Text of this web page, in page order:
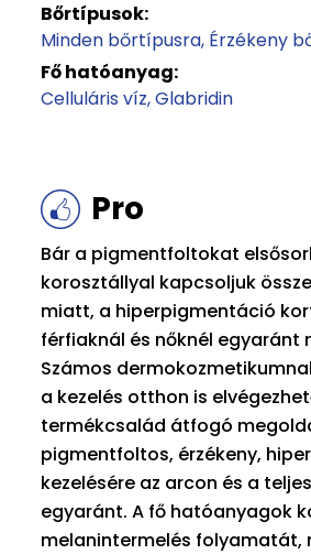
Bőrtípusok:
Minden bőrtípusra Érzékeny
Fő hatóanyag:
Celluláris víz Glabridin
Pro
Bár a pigmentfoltokat
korosztállyal kapcsoljuk
miatt, a hiperpigmentáció
férfiaknál és nőknél egyaránt
Számos
a kezelés otthon is
termékcsalád átfogó
pigmentfoltos, érzékeny,
kezelésére az arcon és a
egyaránt. A fő hatóanyagok
melanintermelés folyamatát,